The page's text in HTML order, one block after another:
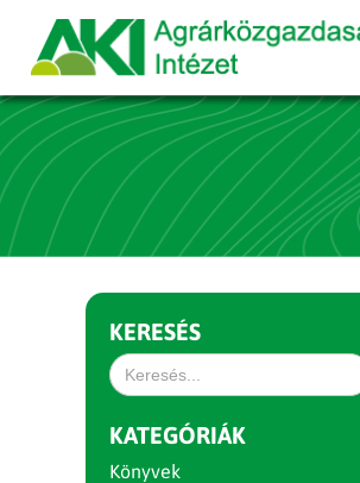
KERESÉS
Search
for:
KATEGÓRIÁK
Könyvek